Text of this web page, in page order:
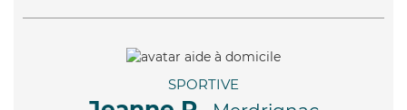
SPORTIVE